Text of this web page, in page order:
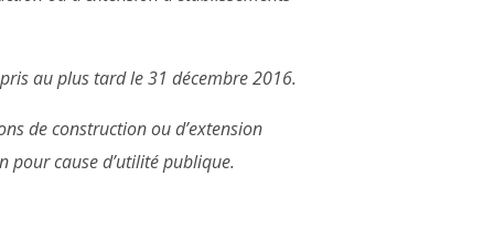
au plus tard le 31 décembre 2016.
de construction ou d’extension
pour cause d’utilité publique.